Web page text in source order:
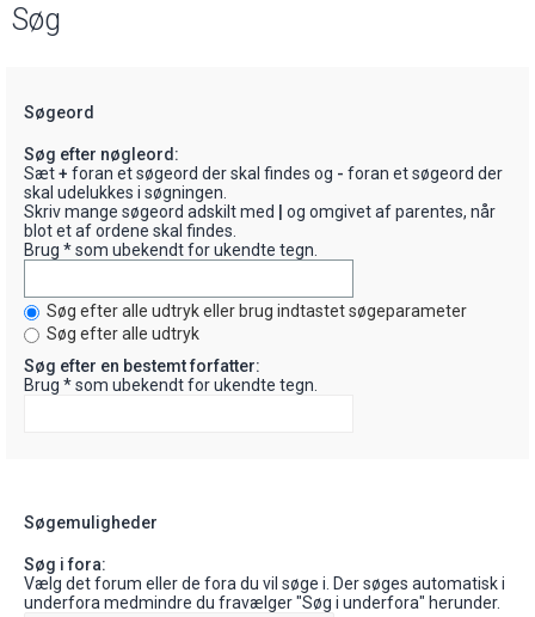
Søg
Søgeord
Søg efter nøgleord:
Sæt+ foran et søgeord der skal findes og - foran et søgeord der
skal udelukkes i søgningen.
Skriv mange søgeord adskilt med
og omgivet af parentes, når
blot et af ordene skal findes.
Brug * som ubekendt for ukendte tegn.
Søg efter alle udtryk eller brug indtastet søgeparameter
Søg efter alle udtryk
Søg efter en bestemt forfatter:
Brug * som ubekendt for ukendte tegn.
Søgemuligheder
Søg i fora:
Vælg det forum eller de fora du vil søge i. Der søges automatisk i
underfora medmindre du fravælger "Søg i underfora" herunder.